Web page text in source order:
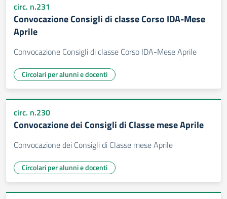
circ. n.231
Convocazione Consigli di classe Corso IDA-Mese
Aprile
Convocazione Consigli di classe Corso IDA-Mese Aprile
Circolari per alunni e docenti
circ. n.230
Convocazione dei Consigli di Classe mese Aprile
Convocazione dei Consigli di Classe mese Aprile
Circolari per alunni e docenti